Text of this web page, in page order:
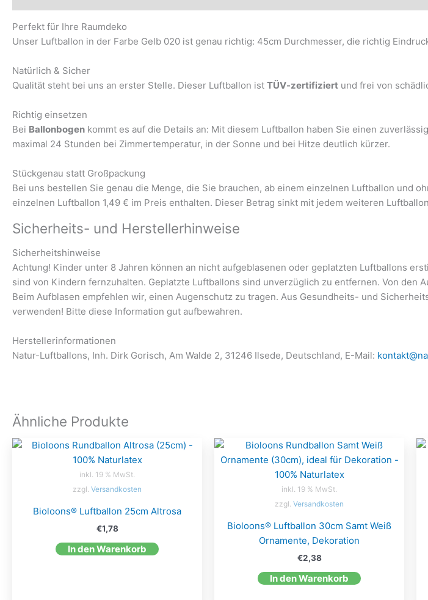
Perfekt für Ihre Raumdeko
Unser Luftballon in der Farbe Gelb 020 ist genau richtig: 45cm Durchmesser, die richtig
Natürlich & Sicher
Qualität steht bei uns an erster Stelle. Dieser Luftballon ist TÜV-zertifiziert und frei von
Richtig einsetzen
Bei Ballonbogen kommt es auf die Details an: Mit diesem Luftballon haben Sie einen
maximal 24 Stunden bei Zimmertemperatur, in der Sonne und bei Hitze deutlich kürzer.
Stückgenau statt Großpackung
Bei uns bestellen Sie genau die Menge, die Sie brauchen, ab einem einzelnen Luftballon und
einzelnen Luftballon 1,49 € im Preis enthalten. Dieser Betrag sinkt mit jedem weiteren
Sicherheits- und Herstellerhinweise
Sicherheitshinweise
Achtung! Kinder unter 8 Jahren können an nicht aufgeblasenen oder geplatzten Luftballons
sind von Kindern fernzuhalten. Geplatzte Luftballons sind unverzüglich zu entfernen. Von
Beim Aufblasen empfehlen wir, einen Augenschutz zu tragen. Aus Gesundheits- und
verwenden! Bitte diese Information gut aufbewahren.
Herstellerinformationen
Natur-Luftballons, Inh. Dirk Gorisch, Am Walde 2, 31246 Ilsede, Deutschland, E-Mail:
Ähnliche Produkte
inkl. 19 % MwSt.
zzgl. Versandkosten
Bioloons® Luftballon 25cm Altrosa
€1,78
In den Warenkorb
inkl. 19 % MwSt.
zzgl. Versandkosten
Bioloons® Luftballon 30cm Samt Weiß
Ornamente, Dekoration
€2,38
In den Warenkorb